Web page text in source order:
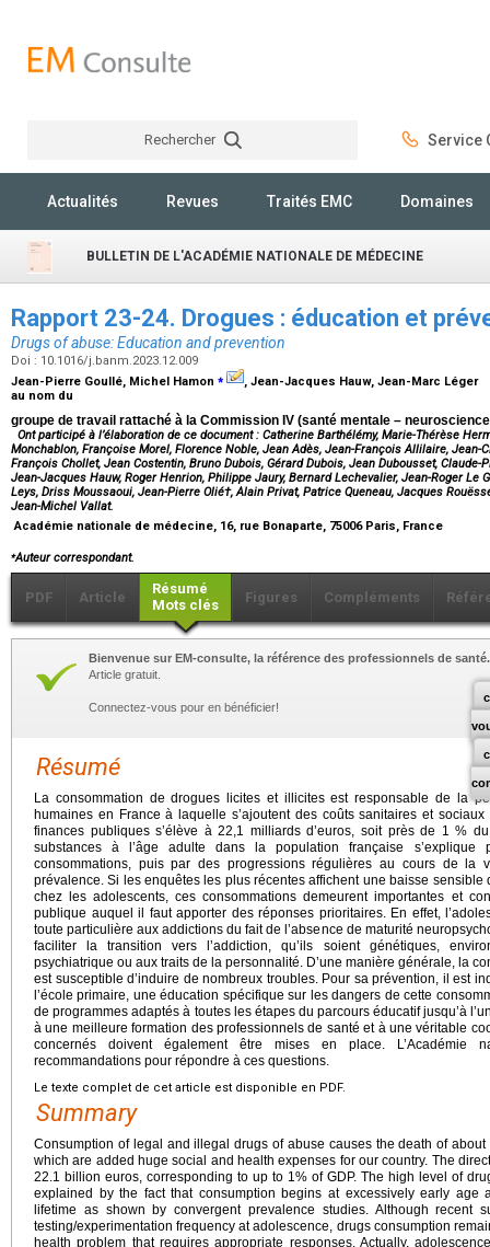
Rechercher Service
Actualités Revues Traités EMC Domaines
BULLETIN DE L'ACADÉMIE NATIONALE DE MÉDECINE
Rapport 23-24. Drogues : éducation et
Drugs of abuse: Education and prevention
Doi : 10.1016/j.banm.2023.12.009
Jean-Pierre Goullé, Michel Hamon ⁎
, Jean-Jacques Hauw, Jean-Marc Léger
au nom du
groupe de travail rattaché à la Commission IV (santé mentale –
Ont participé à l’élaboration de ce document : Catherine Barthélémy, Marie-Thérèse
Monchablon, Françoise Morel, Florence Noble, Jean Adès, Jean-François Allilaire, Jean-
François Chollet, Jean Costentin, Bruno Dubois, Gérard Dubois, Jean Dubousset,
Jean-Jacques Hauw, Roger Henrion, Philippe Jaury, Bernard Lechevalier, Jean-Roger Le
Leys, Driss Moussaoui, Jean-Pierre Olié†, Alain Privat, Patrice Queneau, Jacques
Jean-Michel Vallat.
Académie nationale de médecine, 16, rue Bonaparte, 75006 Paris, France
⁎Auteur correspondant.
PDF Article
Résumé
Mots clés
Figures Compléments
Bienvenue sur EM-consulte, la référence des professionnels de santé.
Article gratuit.
Connectez-vous pour en bénéficier!
Résumé
La consommation de drogues licites et illicites est responsable de la
humaines en France à laquelle s’ajoutent des coûts sanitaires et
finances publiques s’élève à 22,1 milliards d’euros, soit près de 1 %
substances à l’âge adulte dans la population française
consommations, puis par des progressions régulières au cours de la
prévalence. Si les enquêtes les plus récentes affichent une baisse sensible
chez les adolescents, ces consommations demeurent importantes et
publique auquel il faut apporter des réponses prioritaires. En effet,
toute particulière aux addictions du fait de l’absence de maturité
faciliter la transition vers l’addiction, qu’ils soient génétiques,
psychiatrique ou aux traits de la personnalité. D’une manière générale, la
est susceptible d’induire de nombreux troubles. Pour sa prévention, il est
l’école primaire, une éducation spécifique sur les dangers de cette
de programmes adaptés à toutes les étapes du parcours éducatif jusqu’à
à une meilleure formation des professionnels de santé et à une véritable
concernés doivent également être mises en place. L’Académie
recommandations pour répondre à ces questions.
Le texte complet de cet article est disponible en PDF.
Summary
Consumption of legal and illegal drugs of abuse causes the death of
which are added huge social and health expenses for our country. The
22.1 billion euros, corresponding to up to 1% of GDP. The high level of
explained by the fact that consumption begins at excessively early age
lifetime as shown by convergent prevalence studies. Although recent
testing/experimentation frequency at adolescence, drugs consumption
health problem that requires appropriate responses. Actually,